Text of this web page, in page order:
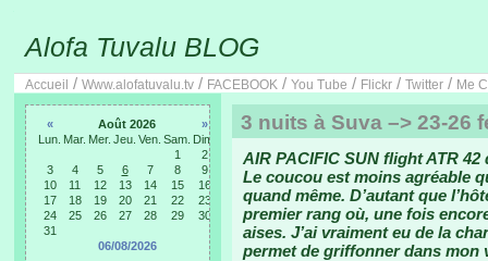
Alofa Tuvalu BLOG
Accueil / Www.alofatuvalu.tv / FACEBOOK / You Tube / Flickr / Twitter / Me
« Août 2026
»
Lun. Mar. Mer. Jeu. Ven. Sam. Dim.
1
2
3
4 5 6 7 8
9
10
11 12 13 14 15
16
17
18 19 20 21 22
23
24
25 26 27 28 29
30
31
06/08/2026
3 nuits à Suva –> 23-26
AIR PACIFIC SUN flight ATR
Le coucou est moins agréable
quand même. D’autant que
premier rang où, une fois
aises. J’ai vraiment eu de la
permet de griffonner dans mon